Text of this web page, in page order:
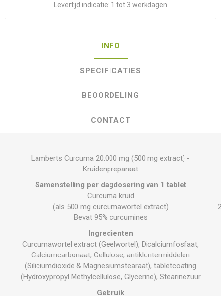
Levertijd indicatie: 1 tot 3 werkdagen
INFO
SPECIFICATIES
BEOORDELING
CONTACT
Lamberts Curcuma 20.000 mg (500 mg extract) -
Kruidenpreparaat
Samenstelling per dagdosering van 1 tablet
Curcuma kruid
(als 500 mg curcumawortel extract)
Bevat 95% curcumines
Ingredienten
Curcumawortel extract (Geelwortel), Dicalciumfosfaat,
Calciumcarbonaat, Cellulose, antiklontermiddelen
(Siliciumdioxide & Magnesiumstearaat), tabletcoating
(Hydroxypropyl Methylcellulose, Glycerine), Stearinezuur
Gebruik